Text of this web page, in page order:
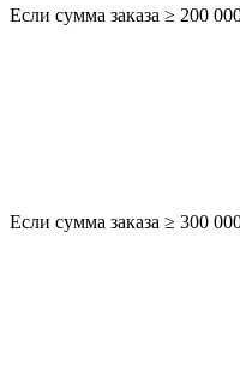
Если сумма заказа ≥ 200
Если сумма заказа ≥ 300